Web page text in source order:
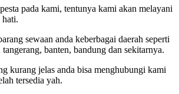
pada kami, tentunya kami akan melayani
hati.
sewaan anda keberbagai daerah seperti
banten, bandung dan sekitarnya.
kurang jelas anda bisa menghubungi kami
tersedia yah.